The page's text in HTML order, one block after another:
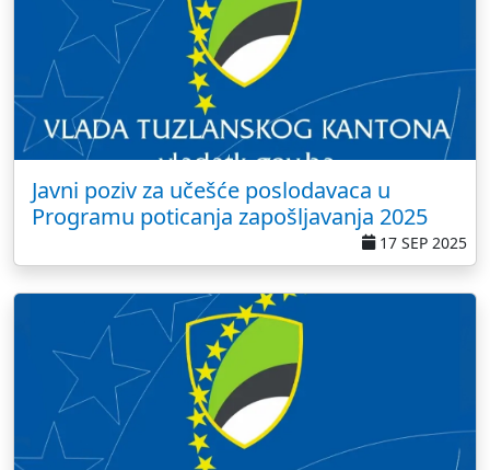
Javni poziv za učešće poslodavaca u
Programu poticanja zapošljavanja 2025
17 SEP 2025